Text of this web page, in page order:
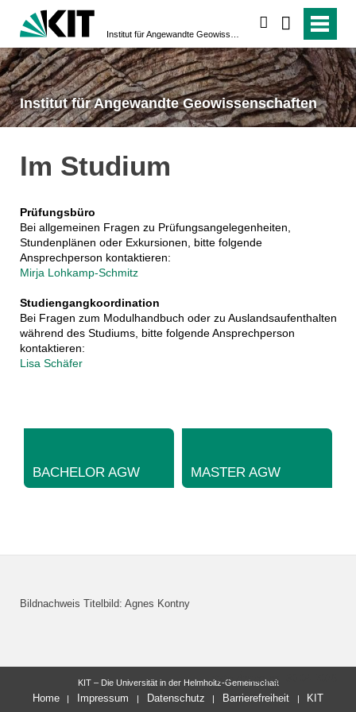
Institut für Angewandte Geowissenschaften
Im Studium
Prüfungsbüro
Bei allgemeinen Fragen zu Prüfungsangelegenheiten,
Stundenplänen oder Exkursionen, bitte folgende
Ansprechperson kontaktieren:
Mirja Lohkamp-Schmitz
Studiengangkoordination
Bei Fragen zum Modulhandbuch oder zu Auslandsaufenthalten
während des Studiums, bitte folgende Ansprechperson
kontaktieren:
Lisa Schäfer
BACHELOR AGW MASTER AGW
Bildnachweis Titelbild: Agnes Kontny
letzte Änderung: 30.04.2026
KIT – Die Universität in der Helmholtz-Gemeinschaft
Home Impressum Datenschutz Barrierefreiheit KIT